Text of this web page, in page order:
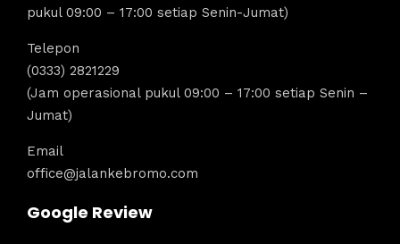
pukul 09:00 – 17:00 setiap Senin-Jumat)
Telepon
(0333) 2821229
(Jam operasional pukul 09:00 – 17:00 setiap Senin –
Jumat)
Email
office@jalankebromo.com
Google Review